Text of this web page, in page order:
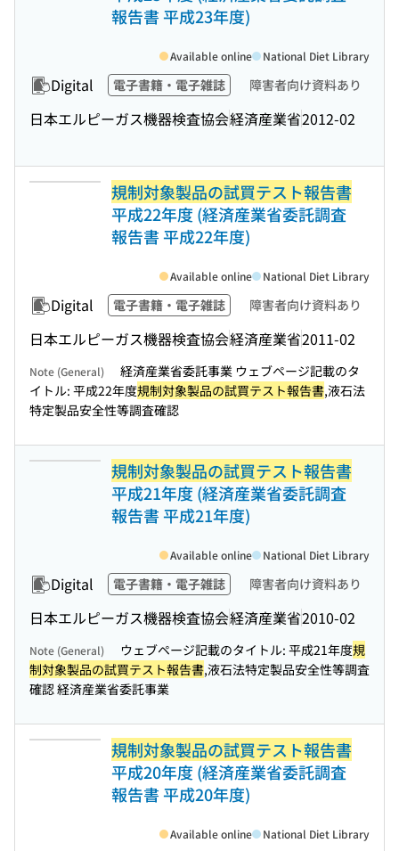
報告書 平成23年度)
Digital 電子書籍・電子雑誌 障害者向け資料あり
日本エルピーガス機器検査協会経済産業省2012-02
Available online National Diet Library
規制対象製品の試買テスト報告書
平成22年度 (経済産業省委託調査
報告書 平成22年度)
Digital 電子書籍・電子雑誌 障害者向け資料あり
日本エルピーガス機器検査協会経済産業省2011-02
Available online National Diet Library
Note (General)
経済産業省委託事業 ウェブページ記載のタ
イトル: 平成22年度規制対象製品の試買テスト報告書,液石法
特定製品安全性等調査確認
規制対象製品の試買テスト報告書
平成21年度 (経済産業省委託調査
報告書 平成21年度)
Digital 電子書籍・電子雑誌 障害者向け資料あり
日本エルピーガス機器検査協会経済産業省2010-02
Available online National Diet Library
Note (General) ウェブページ記載のタイトル: 平成21年度規
制対象製品の試買テスト報告書,液石法特定製品安全性等調査
確認 経済産業省委託事業
規制対象製品の試買テスト報告書
平成20年度 (経済産業省委託調査
報告書 平成20年度)
Available online National Diet Library